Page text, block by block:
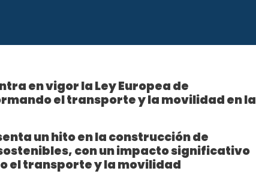
en vigor la Ley Europea de
el transporte y la movilidad en la
un hito en la construcción de
con un impacto significativo
el transporte y la movilidad